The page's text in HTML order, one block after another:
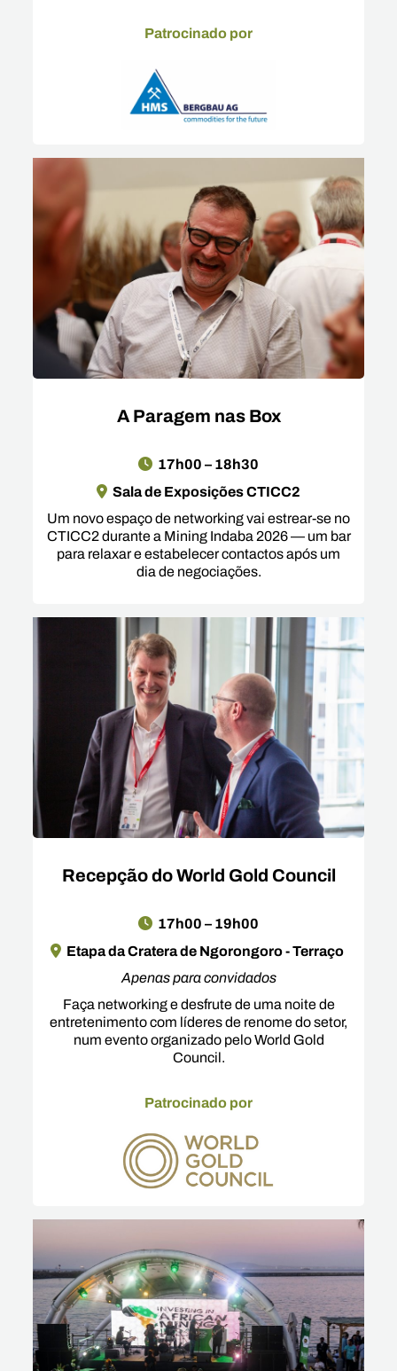
Patrocinado por
A Paragem nas Box
17h00 – 18h30
Sala de Exposições CTICC2
Um novo espaço de networking vai estrear-se no
CTICC2 durante a Mining Indaba 2026 — um bar
para relaxar e estabelecer contactos após um
dia de negociações.
Recepção do World Gold Council
17h00 – 19h00
Etapa da Cratera de Ngorongoro - Terraço
Apenas para convidados
Faça networking e desfrute de uma noite de
entretenimento com líderes de renome do setor,
num evento organizado pelo World Gold
Council.
Patrocinado por